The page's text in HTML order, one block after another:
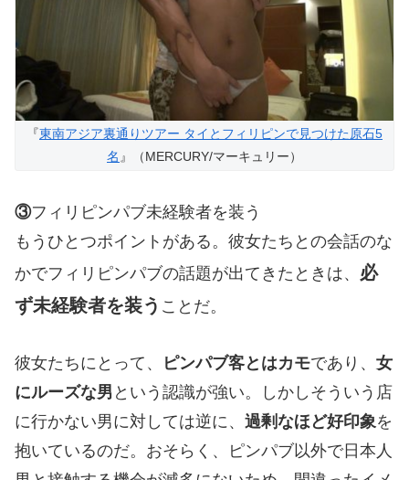
『東南アジア裏通りツアー タイとフィリピンで見つけた原石5
名 』（MERCURY/マーキュリー）
③フィリピンパブ未経験者を装う
もうひとつポイントがある。彼女たちとの会話のな
かでフィリピンパブの話題が出てきたときは、 必
ず未経験者を装う ことだ。
彼女たちにとって、 ピンパブ客とはカモであり、 女
にルーズな男 という認識が強い。しかしそういう店
に行かない男に対しては逆に、 過剰なほど好印象 を
抱いているのだ。おそらく、ピンパブ以外で日本人